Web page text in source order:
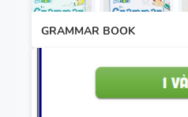
GRAMMAR BOOK